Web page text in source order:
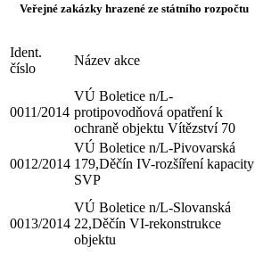
Veřejné zakázky hrazené ze státního rozpočtu
Ident.
číslo
Název akce
0011/2014
VÚ Boletice n/L-
protipovodňová opatření k
ochraně objektu Vítězství 70
0012/2014
VÚ Boletice n/L-Pivovarská
179,Děčín IV-rozšíření kapacity
SVP
0013/2014
VÚ Boletice n/L-Slovanská
22,Děčín VI-rekonstrukce
objektu